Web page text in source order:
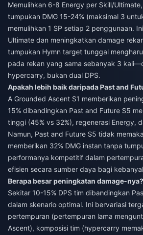
Memulihkan 6-8 Energy per Skill/
tumpukan DMG 15-24% (maksimal 3
memulihkan 1 SP setiap 2 penggunaan.
Ultimate dan meningkatkan damage
tumpukan Hymn target tunggal
pada rekan yang sama sebanyak 3
hypercarry, bukan dual DPS.
Apakah lebih baik daripada Past and
A Grounded Ascent S1 memberikan
15% dibandingkan Past and Future S5
tinggi (45% vs 32%), regenerasi Energy,
Namun, Past and Future S5 tidak
memberikan 32% DMG instan tanpa
performanya kompetitif dalam
efisien secara sumber daya bagi
Berapa besar peningkatan damage-nya?
Sekitar 10-15% DPS tim dibandingkan
dalam skenario optimal. Ini bervariasi
pertempuran (pertempuran lama
Ascent), komposisi tim (hypercarry